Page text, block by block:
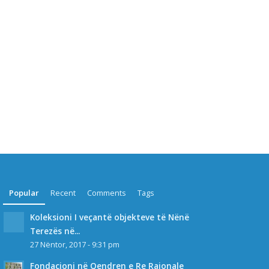
Popular Recent Comments Tags
Koleksioni I veçantë objekteve të Nënë
Terezës në...
27 Nëntor, 2017 - 9:31 pm
Fondacioni në Qendren e Re Rajonale